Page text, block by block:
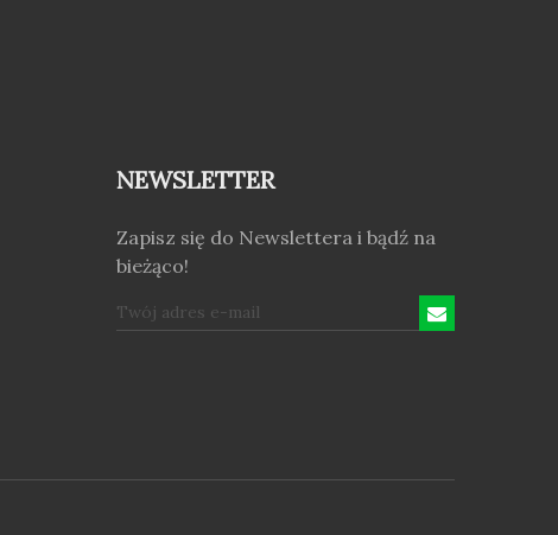
NEWSLETTER
Zapisz się do Newslettera i bądź na
bieżąco!